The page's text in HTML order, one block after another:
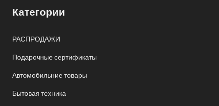
Категории
РАСПРОДАЖИ
Подарочные сертификаты
Автомобильние товары
Бытовая техника